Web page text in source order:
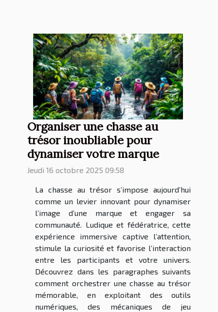
Organiser une chasse au
trésor inoubliable pour
dynamiser votre marque
Jeudi 16 octobre 2025 09:58
La chasse au trésor s’impose aujourd’hui
comme un levier innovant pour dynamiser
l’image d’une marque et engager sa
communauté. Ludique et fédératrice, cette
expérience immersive captive l’attention,
stimule la curiosité et favorise l’interaction
entre les participants et votre univers.
Découvrez dans les paragraphes suivants
comment orchestrer une chasse au trésor
mémorable, en exploitant des outils
numériques, des mécaniques de jeu